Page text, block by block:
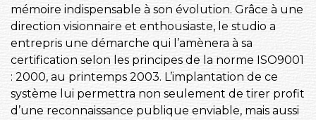
mémoire indispensable à son évolution. Grâce à une
direction visionnaire et enthousiaste, le studio a
entrepris une démarche qui l’amènera à sa
certification selon les principes de la norme ISO9001
: 2000, au printemps 2003. L’implantation de ce
système lui permettra non seulement de tirer profit
d’une reconnaissance publique enviable, mais aussi